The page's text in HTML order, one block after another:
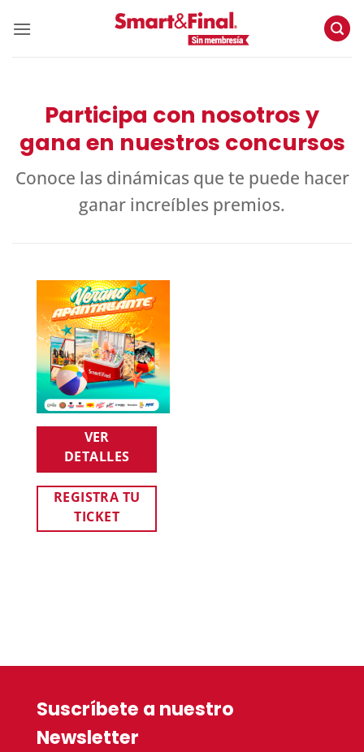
Participa con nosotros y
gana en nuestros concursos
Conoce las dinámicas que te puede hacer
ganar increíbles premios.
VER
DETALLES
REGISTRA TU
TICKET
Suscríbete a nuestro
Newsletter